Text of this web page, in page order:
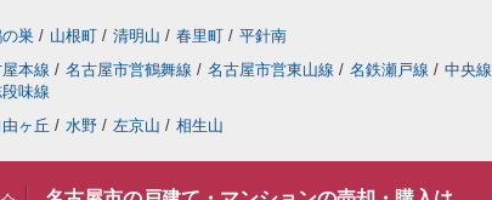
巣 / 山根町 / 清明山 / 春里町 / 平針南
本線 / 名古屋市営鶴舞線 / 名古屋市営東山線 / 名鉄瀬戸線 / 中央線
味線
由ヶ丘 / 水野 / 左京山 / 相生山